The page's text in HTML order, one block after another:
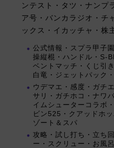
ンテスト・タツ・ナンプ
ア号・バンカラジオ・チ
ックス・イカッチャ・株
公式情報・スプラ甲子
操縦棍・ハンドル・S-
ベントマッチ・くじ引
白竜・ジェットパック
ウデマエ・感度・ガチ
サリ・ガチホコ・ナワ
イムシューターコラボ
ビン525・クアッドホ
ゾート＆スパ
攻略・試し打ち・立ち
ー・スクリュー・お風